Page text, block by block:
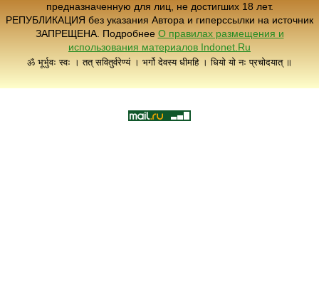
предназначенную для лиц, не достигших 18 лет.
РЕПУБЛИКАЦИЯ без указания Автора и гиперссылки на источник
ЗАПРЕЩЕНА. Подробнее О правилах размещения и
использования материалов Indonet.Ru
ॐ भूर्भुवः स्वः । तत् सवितुर्वरेण्यं । भर्गो देवस्य धीमहि । धियो यो नः प्रचोदयात् ॥